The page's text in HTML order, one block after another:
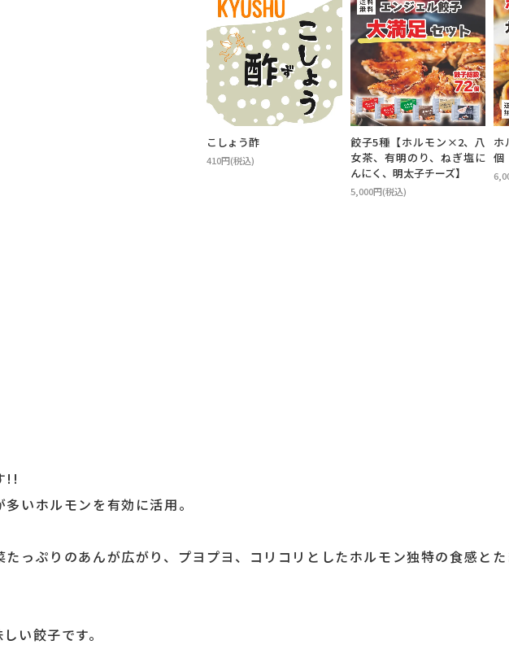
こしょう酢
410円(税込)
餃子5種【ホルモン×2、八
女茶、有明のり、ねぎ塩に
んにく、明太子チーズ】
5,000円(税込)
ホ
個
!!
いホルモンを有効に活用。
っぷりのあんが広がり、プヨプヨ、コリコリとしたホルモン独特の食感と
い餃子です。